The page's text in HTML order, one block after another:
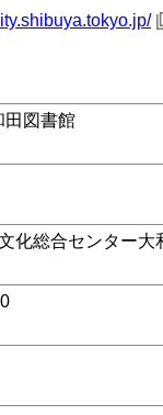
田図書館
化総合センター大